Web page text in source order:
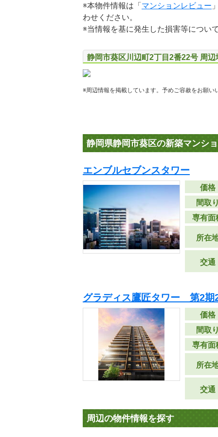
※本物件情報は「 マンションレビュー
わせください。
※当情報を基に発生した損害等につい
静岡市葵区川辺町2丁目2番22号 周辺
※周辺情報を掲載しています。予めご容赦をお願い
静岡県静岡市葵区の新築マンシ
エンブルセブンスタワー
価格
間取
専有面
所在
交通
グラディス鷹匠タワー 第2期
価格
間取
専有面
所在
交通
周辺の物件情報を探す